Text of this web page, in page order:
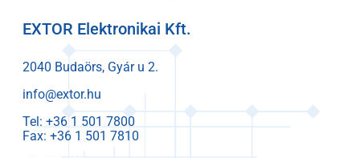
EXTOR Elektronikai Kft.
2040 Budaörs, Gyár u 2.
info@extor.hu
Tel:
Fax: